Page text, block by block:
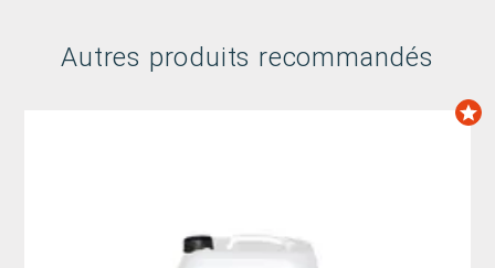
Autres produits recommandés